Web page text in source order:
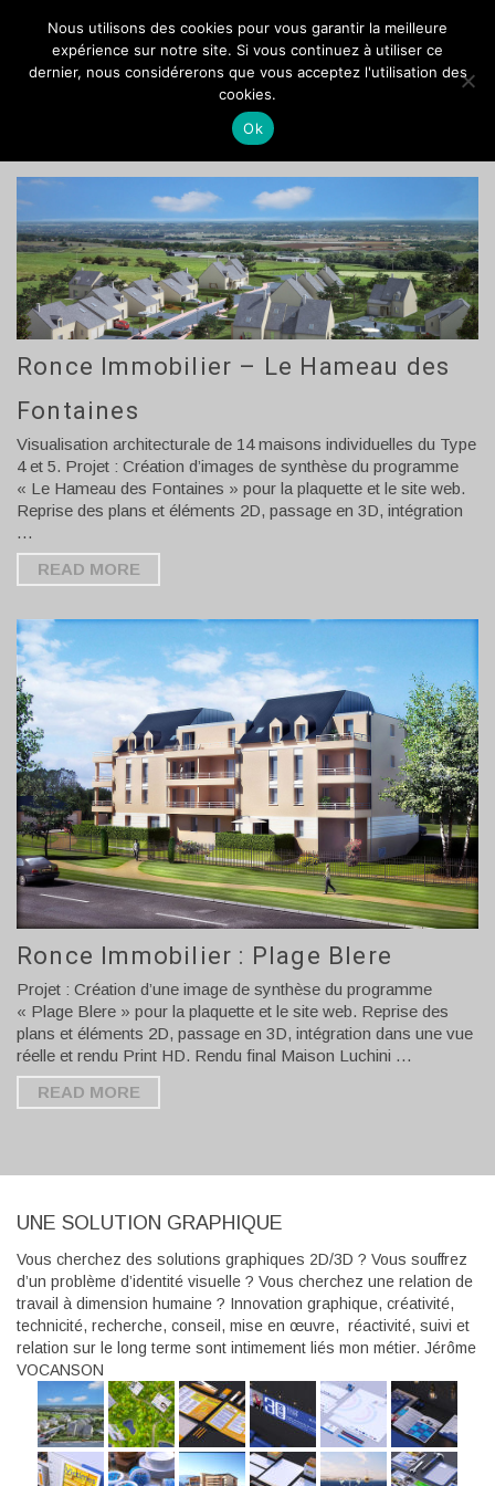
VOCANSON PROD
RONCE IMMOBILIER
Ronce Immobilier – Le Hameau des
Fontaines
Visualisation architecturale de 14 maisons individuelles du Type
4 et 5. Projet : Création d’images de synthèse du programme
« Le Hameau des Fontaines » pour la plaquette et le site web.
Reprise des plans et éléments 2D, passage en 3D, intégration
…
READ MORE
Ronce Immobilier : Plage Blere
Projet : Création d’une image de synthèse du programme
« Plage Blere » pour la plaquette et le site web. Reprise des
plans et éléments 2D, passage en 3D, intégration dans une vue
réelle et rendu Print HD. Rendu final Maison Luchini …
READ MORE
UNE SOLUTION GRAPHIQUE
Vous cherchez des solutions graphiques 2D/3D ? Vous souffrez
d’un problème d’identité visuelle ? Vous cherchez une relation de
travail à dimension humaine ? Innovation graphique, créativité,
technicité, recherche, conseil, mise en œuvre, réactivité, suivi et
relation sur le long terme sont intimement liés mon métier. Jérôme
VOCANSON
Nous utilisons des cookies pour vous garantir la meilleure
expérience sur notre site. Si vous continuez à utiliser ce
dernier, nous considérerons que vous acceptez l'utilisation des
cookies.
Ok